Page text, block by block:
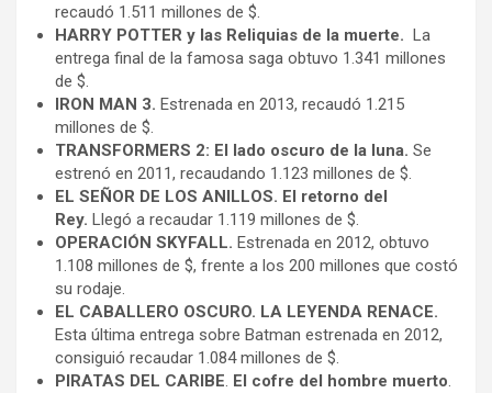
recaudó 1.511 millones de $.
HARRY POTTER y las Reliquias de la muerte. La
entrega final de la famosa saga obtuvo 1.341 millones
de $.
IRON MAN 3. Estrenada en 2013, recaudó 1.215
millones de $.
TRANSFORMERS 2: El lado oscuro de la luna. Se
estrenó en 2011, recaudando 1.123 millones de $.
EL SEÑOR DE LOS ANILLOS. El retorno del
Rey. Llegó a recaudar 1.119 millones de $.
OPERACIÓN SKYFALL. Estrenada en 2012, obtuvo
1.108 millones de $, frente a los 200 millones que costó
su rodaje.
EL CABALLERO OSCURO. LA LEYENDA RENACE.
Esta última entrega sobre Batman estrenada en 2012,
consiguió recaudar 1.084 millones de $.
PIRATAS DEL CARIBE. El cofre del hombre muerto.